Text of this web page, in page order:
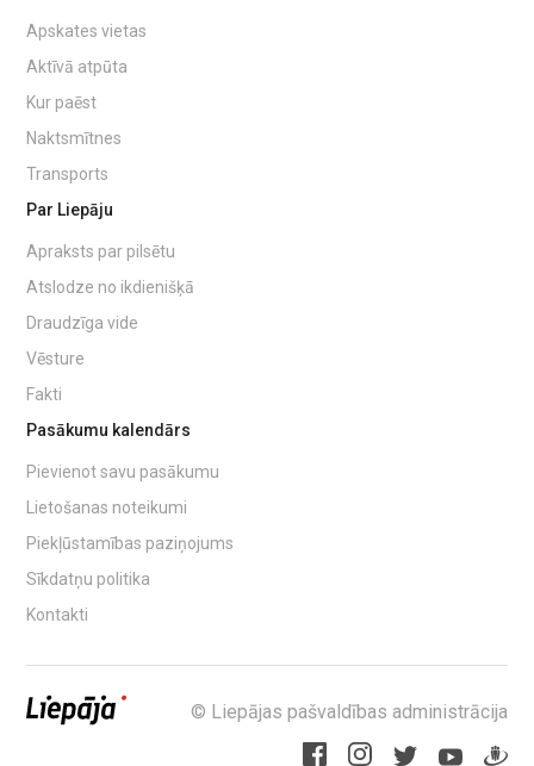
Apskates vietas
Aktīvā atpūta
Kur paēst
Naktsmītnes
Transports
Par Liepāju
Apraksts par pilsētu
Atslodze no ikdienišķā
Draudzīga vide
Vēsture
Fakti
Pasākumu kalendārs
Pievienot savu pasākumu
Lietošanas noteikumi
Piekļūstamības paziņojums
Sīkdatņu politika
Kontakti
© Liepājas pašvaldības administrācija